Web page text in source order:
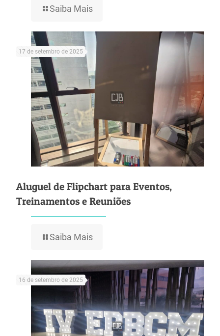
Saiba Mais
17 de setembro de 2025
Aluguel de Flipchart para Eventos,
Treinamentos e Reuniões
Saiba Mais
16 de setembro de 2025